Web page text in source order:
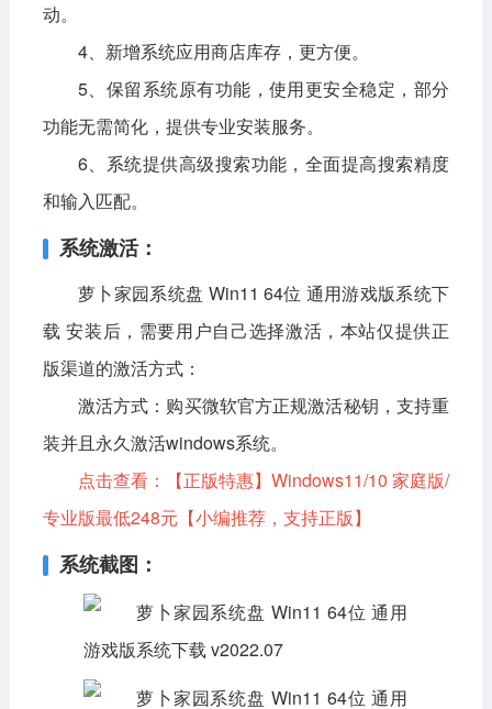
图形图像
聊天软件
编程开发 教育教学
动。
4、新增系统应用商店库存，更方便。
5、保留系统原有功能，使用更安全稳定，部分
功能无需简化，提供专业安装服务。
6、系统提供高级搜索功能，全面提高搜索精度
和输入匹配。
系统激活：
萝卜家园系统盘 Win11 64位 通用游戏版系统下
载 安装后，需要用户自己选择激活，本站仅提供正
版渠道的激活方式：
激活方式： 购买微软官方正规激活秘钥，支持重
装并且永久激活windows系统。
点击查看：
【正版特惠】Windows11/10 家庭版/
专业版最低248元 【小编推荐，支持正版】
系统截图：